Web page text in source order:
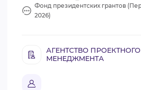
Фонд президентских грантов
2026)
АГЕНТСТВО ПРОЕКТНОГО
МЕНЕДЖМЕНТА